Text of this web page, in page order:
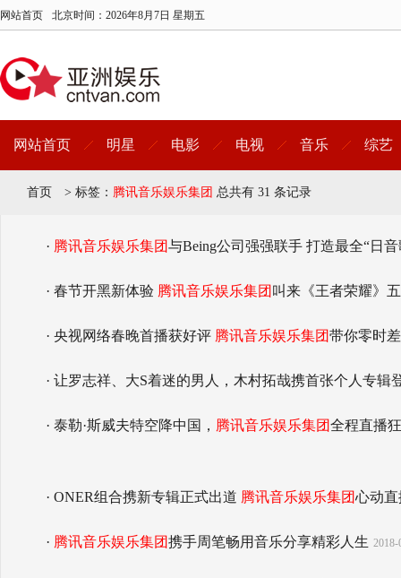
网站首页 北京时间： 2026年8月7日 星期五
网站首页 明星 电影 电视 音乐 综艺
首页 > 标签： 腾讯音乐娱乐集团 总共有 31 条记录
· 腾讯音乐娱乐集团与Being公司强强联手 打造最全“日音
· 春节开黑新体验 腾讯音乐娱乐集团 叫来《王者荣耀》
· 央视网络春晚首播获好评 腾讯音乐娱乐集团带你零时
· 让罗志祥、大S着迷的男人，木村拓哉携首张个人专辑
· 泰勒·斯威夫特空降中国， 腾讯音乐娱乐集团全程直播
· ONER组合携新专辑正式出道 腾讯音乐娱乐集团心动直
· 腾讯音乐娱乐集团携手周笔畅用音乐分享精彩人生 2018-